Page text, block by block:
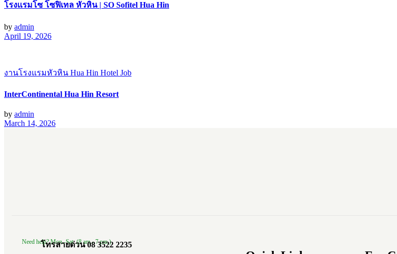
โรงเเรมโซ โซฟิเทล หัวหิน | SO Sofitel Hua Hin
by admin
April 19, 2026
งานโรงแรมหัวหิน Hua Hin Hotel Job
InterContinental Hua Hin Resort
by admin
March 14, 2026
Need help? Mon.-Sat. (8 am.- 7 pm.)
โทรสายด่วน 08 3522 2235